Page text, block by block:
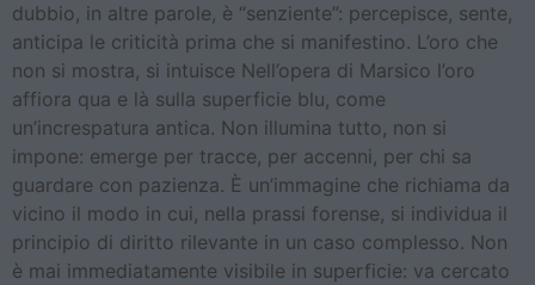
dubbio, in altre parole, è “senziente”: percepisce, sente,
anticipa le criticità prima che si manifestino. L’oro che
non si mostra, si intuisce Nell’opera di Marsico l’oro
affiora qua e là sulla superficie blu, come
un’increspatura antica. Non illumina tutto, non si
impone: emerge per tracce, per accenni, per chi sa
guardare con pazienza. È un’immagine che richiama da
vicino il modo in cui, nella prassi forense, si individua il
principio di diritto rilevante in un caso complesso. Non
è mai immediatamente visibile in superficie: va cercato